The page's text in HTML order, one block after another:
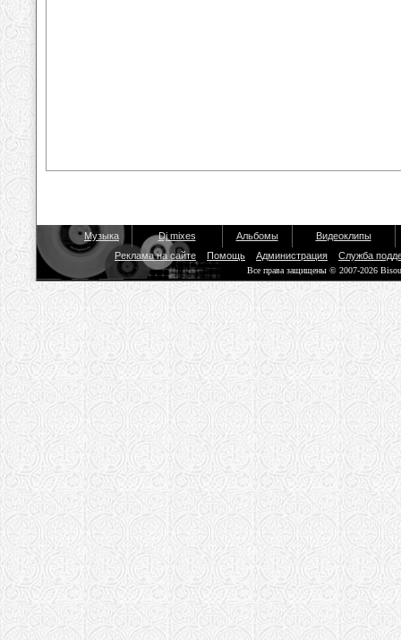
Музыка Dj mixes Альбомы
Видеоклипы
Реклама на сайте
Помощь Администрация Служба
Все права защищены © 2007-2026